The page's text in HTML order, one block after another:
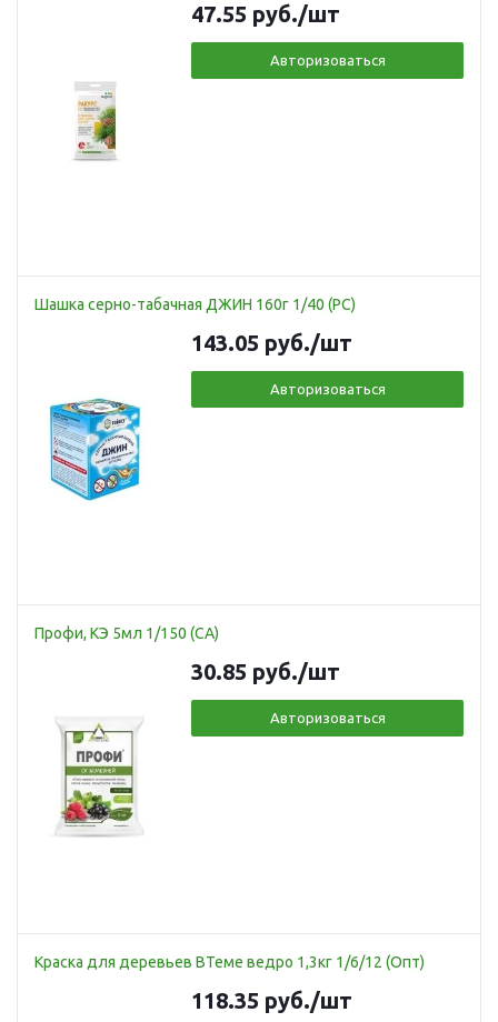
47.55 руб./шт
Авторизоваться
Шашка серно-табачная ДЖИН 160г 1/40 (РС)
143.05 руб./шт
Авторизоваться
Профи, КЭ 5мл 1/150 (СА)
30.85 руб./шт
Авторизоваться
Краска для деревьев ВТеме ведро 1,3кг 1/6/12 (Опт)
118.35 руб./шт